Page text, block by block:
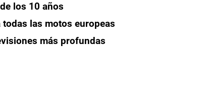
los 10 años
las motos europeas
más profundas